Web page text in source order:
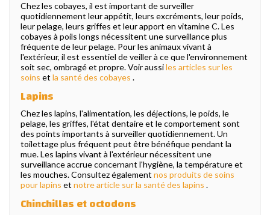
Chez les cobayes, il est important de surveiller
quotidiennement leur appétit, leurs excréments, leur poids,
leur pelage, leurs griffes et leur apport en vitamine C. Les
cobayes à poils longs nécessitent une surveillance plus
fréquente de leur pelage. Pour les animaux vivant à
l'extérieur, il est essentiel de veiller à ce que l'environnement
soit sec, ombragé et propre. Voir aussiles articles sur les
soins et la santé des cobayes .
Lapins
Chez les lapins, l'alimentation, les déjections, le poids, le
pelage, les griffes, l'état dentaire et le comportement sont
des points importants à surveiller quotidiennement. Un
toilettage plus fréquent peut être bénéfique pendant la
mue. Les lapins vivant à l'extérieur nécessitent une
surveillance accrue concernant l'hygiène, la température et
les mouches. Consultez également nos produits de soins
pour lapins et notre article sur la santé des lapins .
Chinchillas et octodons